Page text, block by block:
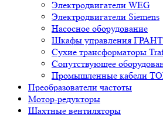
Электродвигатели WEG
Электродвигатели Siemens
Насосное оборудование
Шкафы управления
Сухие трансформаторы
Сопутствующее
Промышленные кабели
Преобразователи частоты
Мотор-редукторы
Шахтные вентиляторы